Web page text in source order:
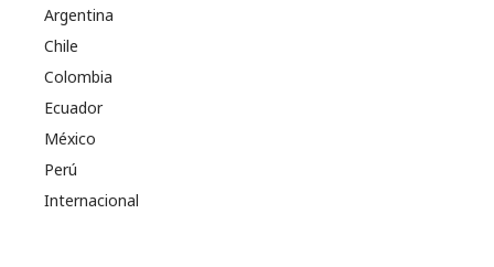
Argentina
Chile
Colombia
Ecuador
México
Perú
Internacional